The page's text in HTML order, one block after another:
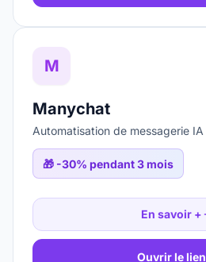
M
Manychat
Automatisation de messagerie IA
🎁 -30% pendant 3 mois
En savoir +
Ouvrir le lien